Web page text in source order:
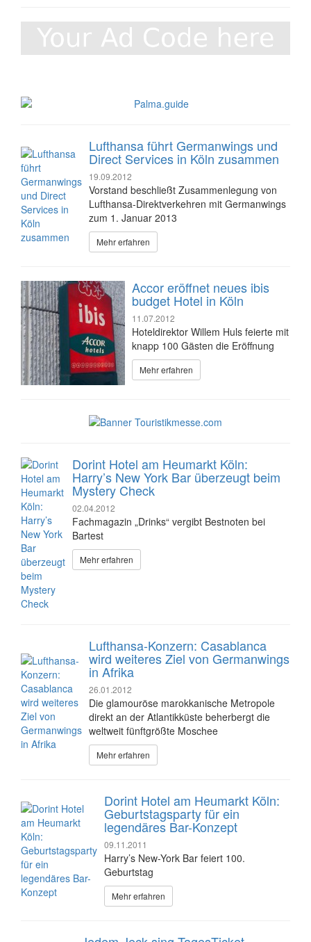
Lufthansa führt Germanwings und
Direct Services in Köln zusammen
19.09.2012
Vorstand beschließt Zusammenlegung von
Lufthansa-Direktverkehren mit Germanwings
zum 1. Januar 2013
Mehr erfahren
Accor eröffnet neues ibis
budget Hotel in Köln
11.07.2012
Hoteldirektor Willem Huls feierte mit
knapp 100 Gästen die Eröffnung
Mehr erfahren
Dorint Hotel am Heumarkt Köln:
Harry’s New York Bar überzeugt beim
Mystery Check
02.04.2012
Fachmagazin „Drinks“ vergibt Bestnoten bei
Bartest
Mehr erfahren
Lufthansa-Konzern: Casablanca
wird weiteres Ziel von Germanwings
in Afrika
26.01.2012
Die glamouröse marokkanische Metropole
direkt an der Atlantikküste beherbergt die
weltweit fünftgrößte Moschee
Mehr erfahren
Dorint Hotel am Heumarkt Köln:
Geburtstagsparty für ein
legendäres Bar-Konzept
09.11.2011
Harry’s New-York Bar feiert 100.
Geburtstag
Mehr erfahren